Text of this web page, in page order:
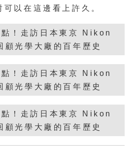
可以在這邊看上許久。